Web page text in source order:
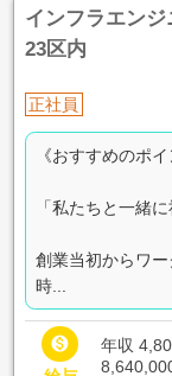
インフラエン
23区内
正社員
《おすすめのポイ
「私たちと一緒
創業当初からワー
時...

年収